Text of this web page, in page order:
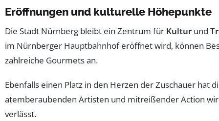
Eröffnungen und kulturelle Höhepunkte
Die Stadt Nürnberg bleibt ein Zentrum für Kultur und
im Nürnberger Hauptbahnhof eröffnet wird, können
zahlreiche Gourmets an.
Ebenfalls einen Platz in den Herzen der Zuschauer hat
atemberaubenden Artisten und mitreißender Action
verlässt.